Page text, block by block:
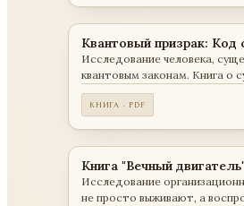
Квантовый призрак:
Исследование человека,
квантовым законам. Книга о
механизмах взаимодействия
реальностью.
КНИГА · PDF
Книга "Вечный двигатель"
Исследование
не просто выживают, а